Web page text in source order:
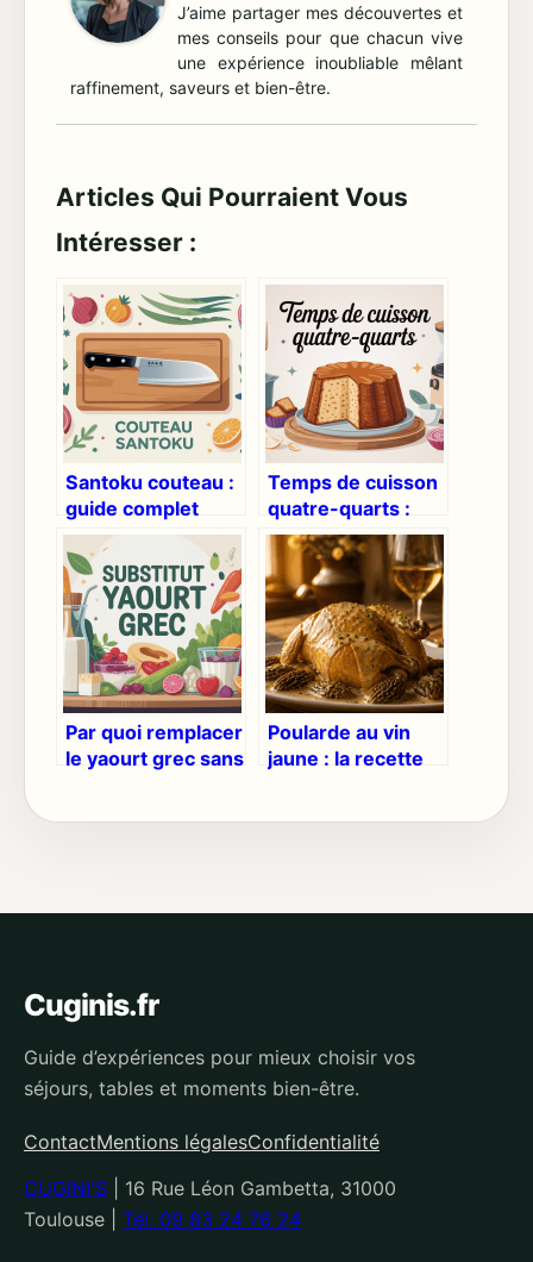
J’aime partager mes découvertes et
mes conseils pour que chacun vive
une expérience inoubliable mêlant
raffinement, saveurs et bien-être.
Articles Qui Pourraient Vous
Intéresser :
Santoku couteau :
guide complet
pour bien choisir
et bien utiliser
Temps de cuisson
quatre-quarts :
durées précises et
astuces inratables
Par quoi remplacer
le yaourt grec sans
Poularde au vin
jaune : la recette
Cuginis.fr
Guide d’expériences pour mieux choisir vos
séjours, tables et moments bien-être.
ContactMentions légalesConfidentialité
CUGINI'S
16 Rue Léon Gambetta, 31000
Toulouse
Tél. 09 83 24 76 24